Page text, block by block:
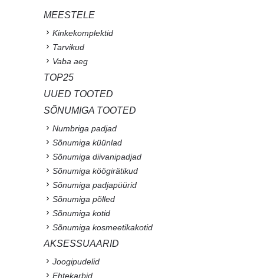
MEESTELE
Kinkekomplektid
Tarvikud
Vaba aeg
TOP25
UUED TOOTED
SÕNUMIGA TOOTED
Numbriga padjad
Sõnumiga küünlad
Sõnumiga diivanipadjad
Sõnumiga köögirätikud
Sõnumiga padjapüürid
Sõnumiga põlled
Sõnumiga kotid
Sõnumiga kosmeetikakotid
AKSESSUAARID
Joogipudelid
Ehtekarbid